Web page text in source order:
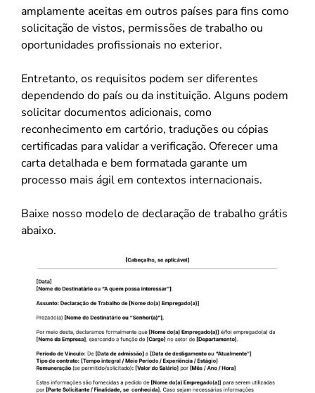
amplamente aceitas em outros países para fins como
solicitação de vistos, permissões de trabalho ou
oportunidades profissionais no exterior.
Entretanto, os requisitos podem ser diferentes
dependendo do país ou da instituição. Alguns podem
solicitar documentos adicionais, como
reconhecimento em cartório, traduções ou cópias
certificadas para validar a verificação. Oferecer uma
carta detalhada e bem formatada garante um
processo mais ágil em contextos internacionais.
Baixe nosso modelo de declaração de trabalho grátis
abaixo.